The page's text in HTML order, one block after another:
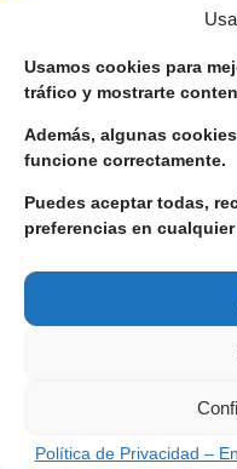
Usamos cookies para
tráfico y mostrarte
Además, algunas
funcione correctamente.
Puedes aceptar todas,
preferencias en
Política de Privacidad –
aquí!
Dirección de correo
Si te gusta lo